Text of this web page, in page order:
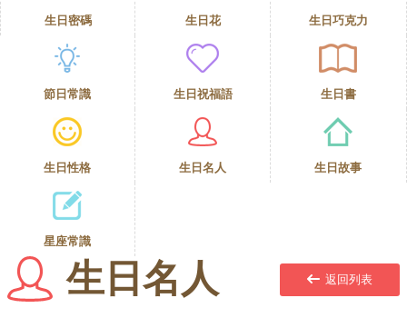
生日密碼 生日花 生日巧克力
節日常識 生日祝福語 生日書
生日性格 生日名人 生日故事
星座常識
生日名人 返回列表